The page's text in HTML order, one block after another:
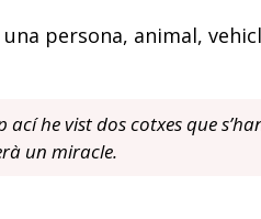
persona, animal,
ací he vist dos cotxes que
un miracle.